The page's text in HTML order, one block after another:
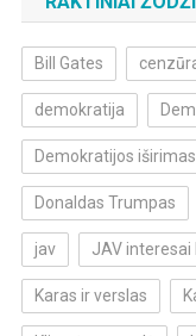
Bill Gates
demokratija
Demokratijos iširimas
Donaldas Trumpas
jav JAV interesai
Karas ir verslas